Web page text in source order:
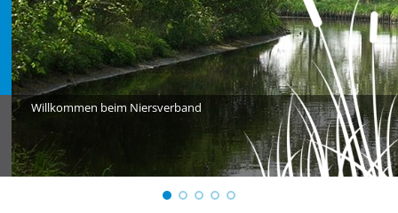
Willkommen beim Niersverband